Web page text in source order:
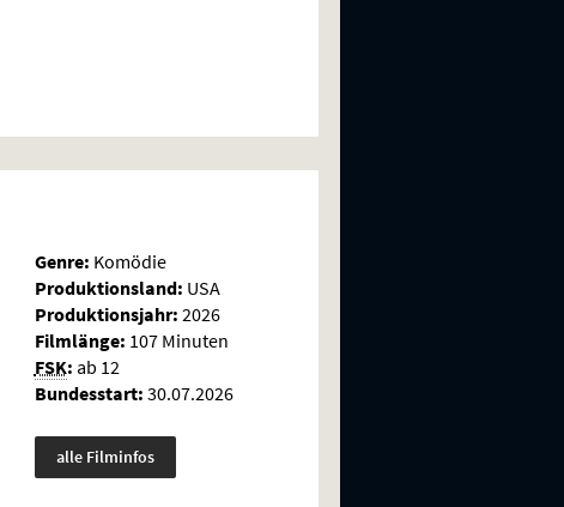
Genre: Komödie
Produktionsland: USA
Produktionsjahr: 2026
Filmlänge: 107 Minuten
FSK: ab 12
Bundesstart: 30.07.2026
alle Filminfos